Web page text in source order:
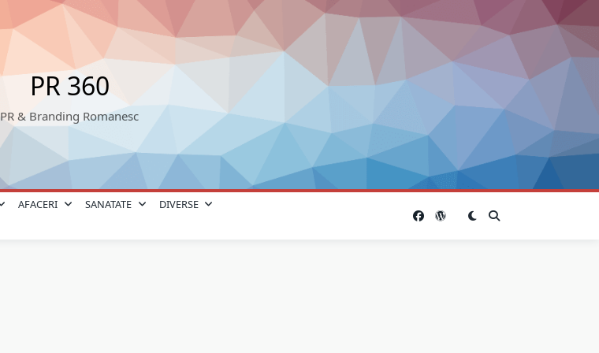
PR 360
PR & Branding Romanesc
AFACERI SANATATE
DIVERSE